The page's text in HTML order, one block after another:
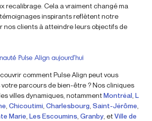
recalibrage. Cela a vraiment changé ma
inspirants reflètent notre
nos clients à atteindre leurs objectifs de
Pulse Align aujourd’hui
comment Pulse Align peut vous
parcours de bien-être ? Nos cliniques
villes dynamiques, notammentMontréal L
Chicoutimi Charlesbourg Saint-Jérôme
Marie Les Escoumins Granby , etVille de